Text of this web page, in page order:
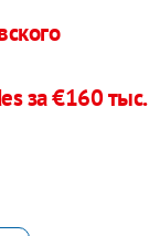
за €160 тыс.